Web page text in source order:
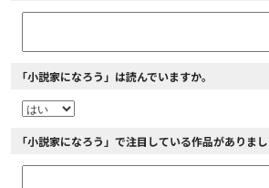
「小説家になろう」は読んでいますか。
「小説家になろう」で注目している作品がありま